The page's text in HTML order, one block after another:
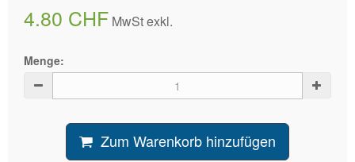
4.80 CHF MwSt exkl.
Menge:
Zum Warenkorb hinzufügen